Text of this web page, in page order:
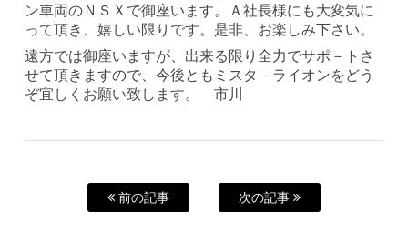
ン車両のＮＳＸで御座います。Ａ社長様にも大変気に
って頂き、嬉しい限りです。是非、お楽しみ下さい。
遠方では御座いますが、出来る限り全力でサポ－トさ
せて頂きますので、今後ともミスタ－ライオンをどう
ぞ宜しくお願い致します。 市川
前の記事 次の記事